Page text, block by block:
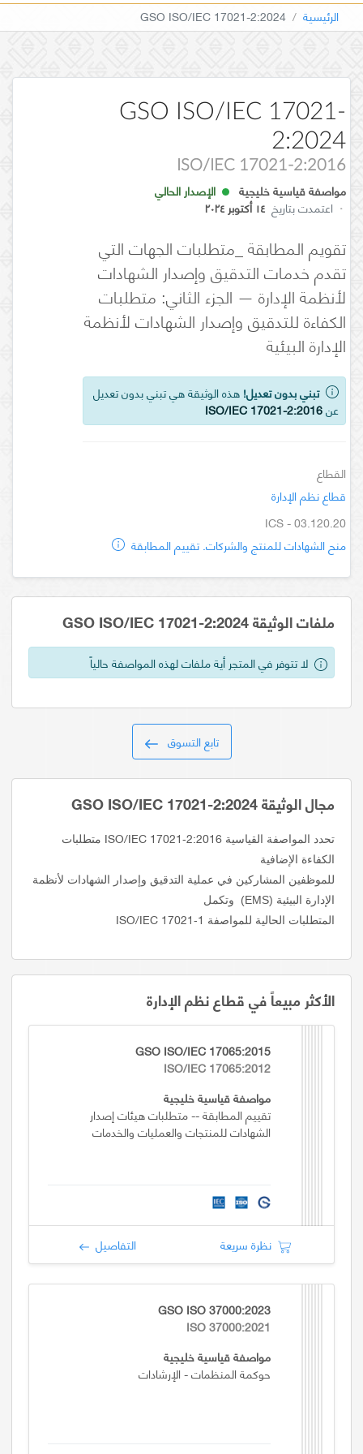
الرئيسية GSO ISO/IEC 17021-2:2024
GSO ISO/IEC 17021-
2:2024
ISO/IEC 17021-2:2016
مواصفة قياسية خليجية
الإصدار الحالي
· اعتمدت بتاريخ ١٤ أكتوبر ٢٠٢٤
تقويم المطابقة _متطلبات الجهات التي
تقدم خدمات التدقيق وإصدار الشهادات
لأنظمة الإدارة — الجزء الثاني: متطلبات
الكفاءة للتدقيق وإصدار الشهادات لأنظمة
الإدارة البيئية
تبني بدون تعديل! هذه الوثيقة هي تبني بدون تعديل
عنISO/IEC 17021-2:2016
القطاع
قطاع نظم الإدارة
ICS - 03.120.20
منح الشهادات للمنتج والشركات. تقييم المطابقة
ملفات الوثيقة GSO ISO/IEC 17021-2:2024
لا تتوفر في المتجر أية ملفات لهذه المواصفة حالياً
تابع التسوق
مجال الوثيقة GSO ISO/IEC 17021-2:2024
تحدد المواصفة القياسية ISO/IEC 17021‑2:2016 متطلبات
للموظفين المشاركين في عملية التدقيق وإصدار الشهادات لأنظمة
الإدارة البيئية (EMS)
المتطلبات الحالية للمواصفة ISO/IEC 17021‑1
الأكثر مبيعاً في قطاع نظم الإدارة
GSO ISO/IEC 17065:2015
ISO/IEC 17065:2012
مواصفة قياسية خليجية
تقييم المطابقة -- متطلبات هيئات إصدار
الشهادات للمنتجات والعمليات والخدمات
نظرة سريعة التفاصيل
GSO ISO 37000:2023
ISO 37000:2021
مواصفة قياسية خليجية
حوكمة المنظمات - الإرشادات